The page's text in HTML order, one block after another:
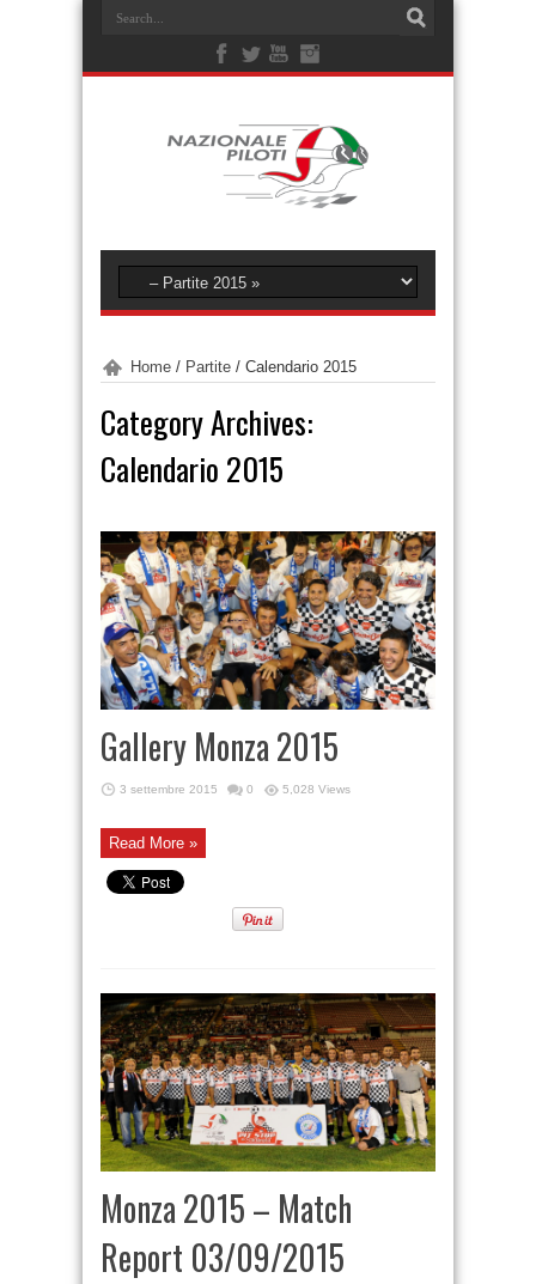
Home / Partite / Calendario 2015
Category Archives:
Calendario 2015
Gallery Monza 2015
3 settembre 2015 0 5,028 Views
Read More »
Monza 2015 – Match
Report 03/09/2015